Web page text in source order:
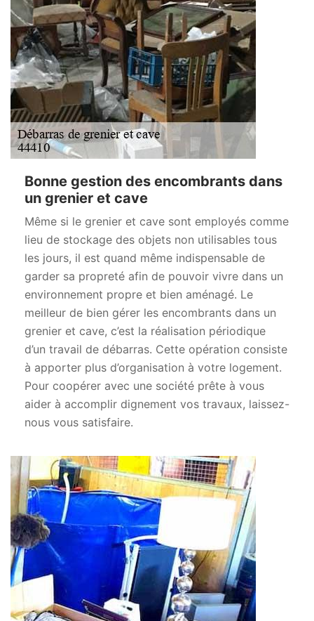
Bonne gestion des encombrants dans
un grenier et cave
Même si le grenier et cave sont employés comme
lieu de stockage des objets non utilisables tous
les jours, il est quand même indispensable de
garder sa propreté afin de pouvoir vivre dans un
environnement propre et bien aménagé. Le
meilleur de bien gérer les encombrants dans un
grenier et cave, c’est la réalisation périodique
d’un travail de débarras. Cette opération consiste
à apporter plus d’organisation à votre logement.
Pour coopérer avec une société prête à vous
aider à accomplir dignement vos travaux, laissez-
nous vous satisfaire.